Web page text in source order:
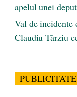
apelul unei
Val de
Claudiu Târziu
PUBLICITATE